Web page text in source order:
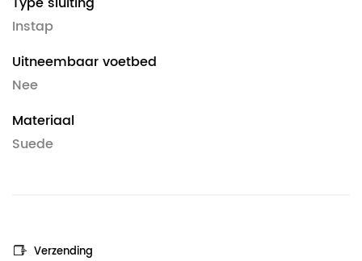
Instap
Uitneembaar voetbed
Nee
Materiaal
Suede
Verzending